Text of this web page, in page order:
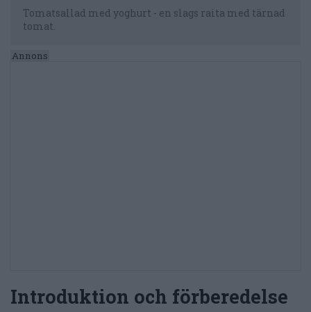
Tomatsallad med yoghurt - en slags raita med tärnad
tomat.
Introduktion och förberedelse